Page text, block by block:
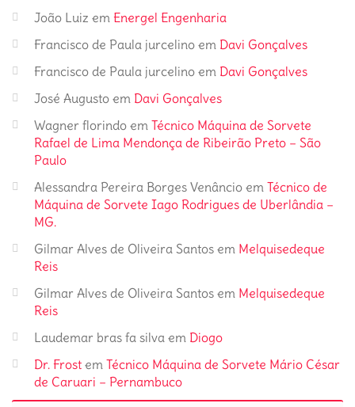
João Luiz em Energel Engenharia
Francisco de Paula jurcelino em Davi Gonçalves
Francisco de Paula jurcelino em Davi Gonçalves
José Augusto em Davi Gonçalves
Wagner florindo em Técnico Máquina de Sorvete
Rafael de Lima Mendonça de Ribeirão Preto – São
Paulo
Alessandra Pereira Borges Venâncio em Técnico de
Máquina de Sorvete Iago Rodrigues de Uberlândia –
MG.
Gilmar Alves de Oliveira Santos em Melquisedeque
Reis
Gilmar Alves de Oliveira Santos em Melquisedeque
Reis
Laudemar bras fa silva em Diogo
Dr. Frost em Técnico Máquina de Sorvete Mário César
de Caruari – Pernambuco